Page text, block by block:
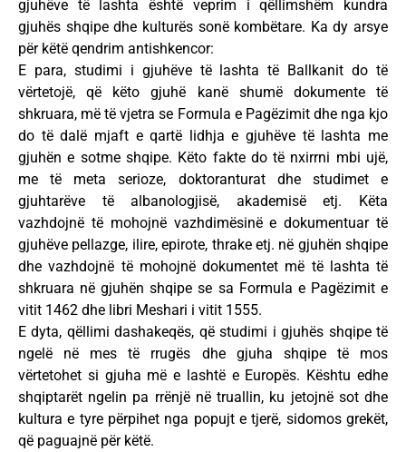
gjuhëve të lashta është veprim i qëllimshëm kundra
gjuhës shqipe dhe kulturës sonë kombëtare. Ka dy arsye
për këtë qendrim antishkencor:
E para, studimi i gjuhëve të lashta të Ballkanit do të
vërtetojë, që këto gjuhë kanë shumë dokumente të
shkruara, më të vjetra se Formula e Pagëzimit dhe nga kjo
do të dalë mjaft e qartë lidhja e gjuhëve të lashta me
gjuhën e sotme shqipe. Këto fakte do të nxirrni mbi ujë,
me të meta serioze, doktoranturat dhe studimet e
gjuhtarëve të albanologjisë, akademisë etj. Këta
vazhdojnë të mohojnë vazhdimësinë e dokumentuar të
gjuhëve pellazge, ilire, epirote, thrake etj. në gjuhën shqipe
dhe vazhdojnë të mohojnë dokumentet më të lashta të
shkruara në gjuhën shqipe se sa Formula e Pagëzimit e
vitit 1462 dhe libri Meshari i vitit 1555.
E dyta, qëllimi dashakeqës, që studimi i gjuhës shqipe të
ngelë në mes të rrugës dhe gjuha shqipe të mos
vërtetohet si gjuha më e lashtë e Europës. Kështu edhe
shqiptarët ngelin pa rrënjë në truallin, ku jetojnë sot dhe
kultura e tyre përpihet nga popujt e tjerë, sidomos grekët,
që paguajnë për këtë.